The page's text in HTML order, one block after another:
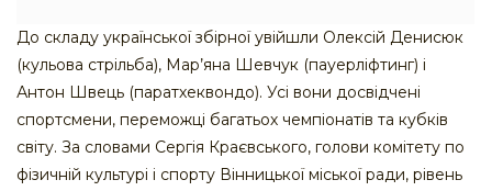
До складу української збірної увійшли Олексій Денисюк
(кульова стрільба), Мар’яна Шевчук (пауерліфтинг) і
Антон Швець (паратхеквондо). Усі вони досвідчені
спортсмени, переможці багатьох чемпіонатів та кубків
світу. За словами Сергія Краєвського, голови комітету по
фізичній культурі і спорту Вінницької міської ради, рівень